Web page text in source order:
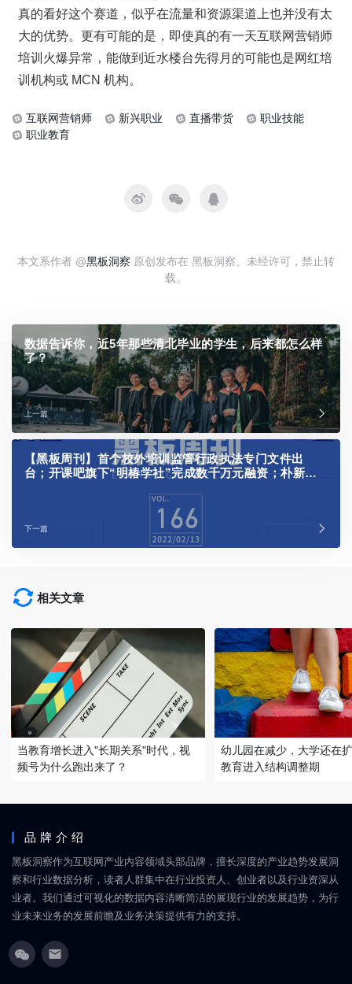
真的看好这个赛道，似乎在流量和资源渠道上也并没有太
大的优势。更有可能的是，即使真的有一天互联网营销师
培训火爆异常，能做到近水楼台先得月的可能也是网红培
训机构或 MCN 机构。
互联网营销师 新兴职业 直播带货
职业技能
职业教育
本文系作者 @黑板洞察 原创发布在 黑板洞察。未经许可，禁止转
载。
数据告诉你，近5年那些清北毕业的学生，后来都怎么样
了？
上一篇
【黑板周刊】首个校外培训监管行政执法专门文件出
台；开课吧旗下“明椿学社”完成数千万元融资；朴新教
下一篇
相关文章
当教育增长进入"长期关系"时代，视
频号为什么跑出来了？
幼儿园在减少，大学还在
教育进入结构调整期
品牌介绍
黑板洞察作为互联网产业内容领域头部品牌，擅长深度的产业趋势发展洞
察和行业数据分析，读者人群集中在行业投资人、创业者以及行业资深从
业者。我们通过可视化的数据内容清晰简洁的展现行业的发展趋势，为行
业未来业务的发展前瞻及业务决策提供有力的支持。